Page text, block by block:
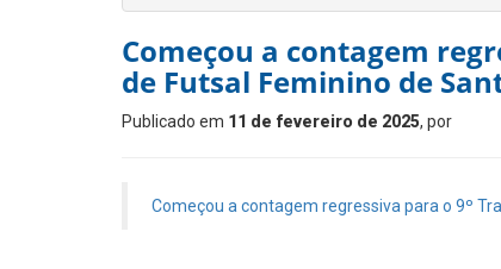
Começou a contagem
de Futsal Feminino de
Publicado em 11 de fevereiro de 2025, por
Começou a contagem regressiva para o 9º